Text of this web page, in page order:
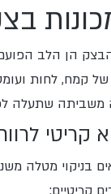
הבצק הן הלב
קמח, לחות
משביתה שתעלה
קריטי
בניקוי מטלה